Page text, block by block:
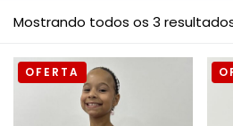
Mostrando todos os 3
OFERTA
Lembre de mim